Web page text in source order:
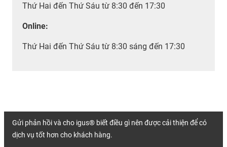
Thứ Hai đến Thứ Sáu từ 8:30 đến 17:30
Online:
Thứ Hai đến Thứ Sáu từ 8:30 sáng đến 17:30
Gửi phản hồi và cho igus® biết điều gì nên được cải thiện để có
dịch vụ tốt hơn cho khách hàng.